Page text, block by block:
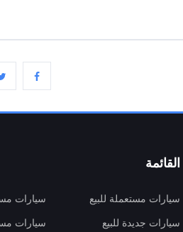
القائمة
سيارات مستعملة للبيع
سيارات جديدة للبيع
سيارات
سيارات